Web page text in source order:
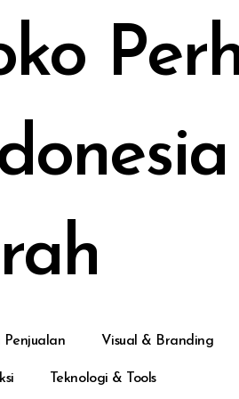
Visual & Branding
Teknologi & Tools